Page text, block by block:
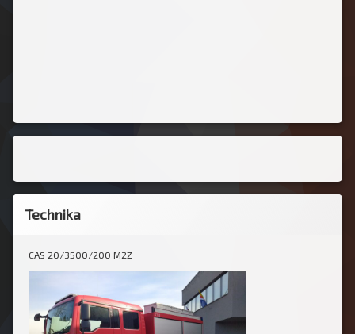
Technika
CAS 20/3500/200 M2Z